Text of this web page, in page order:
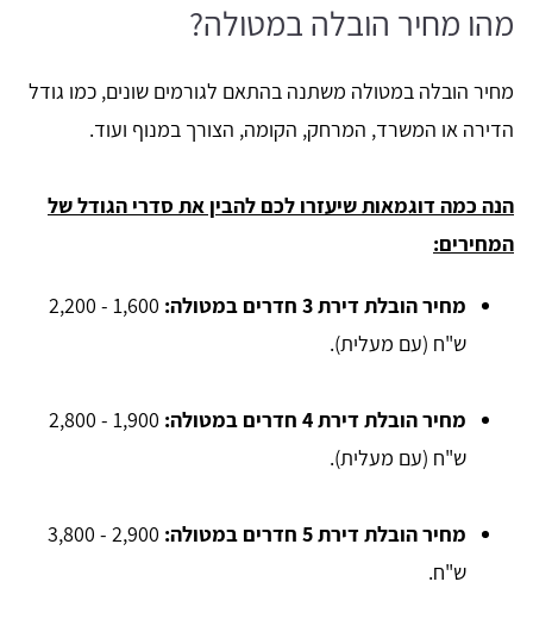
מהו מחיר הובלה במטולה?
מחיר הובלה במטולה משתנה בהתאם לגורמים שונים, כמו גודל
הדירה או המשרד, המרחק, הקומה, הצורך במנוף ועוד.
הנה כמה דוגמאות שיעזרו לכם להבין את סדרי הגודל של
המחירים:
מחיר הובלת דירת 3 חדרים במטולה:
1,600 - 2,200
ש"ח (עם מעלית).
מחיר הובלת דירת 4 חדרים במטולה:
1,900 - 2,800
ש"ח (עם מעלית).
מחיר הובלת דירת 5 חדרים במטולה:
2,900 - 3,800
ש"ח.